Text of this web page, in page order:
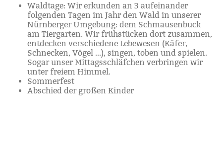
Waldtage: Wir erkunden an 3 aufeinander
folgenden Tagen im Jahr den Wald in unserer
Nürnberger Umgebung: dem Schmausenbuck
am Tiergarten. Wir frühstücken dort zusammen,
entdecken verschiedene Lebewesen (Käfer,
Schnecken, Vögel ...), singen, toben und spielen.
Sogar unser Mittagsschläfchen verbringen wir
unter freiem Himmel.
Sommerfest
Abschied der großen Kinder